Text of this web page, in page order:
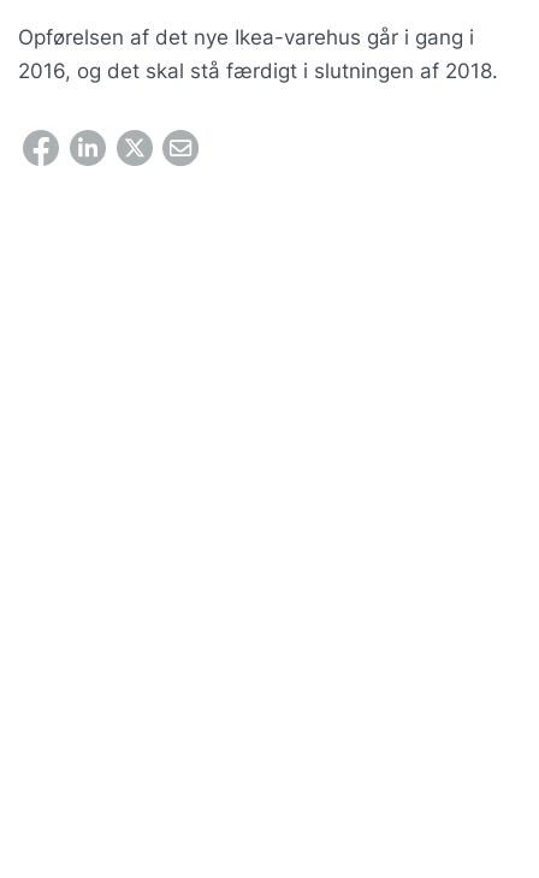
Opførelsen af det nye Ikea-varehus går i gang i
2016, og det skal stå færdigt i slutningen af 2018.